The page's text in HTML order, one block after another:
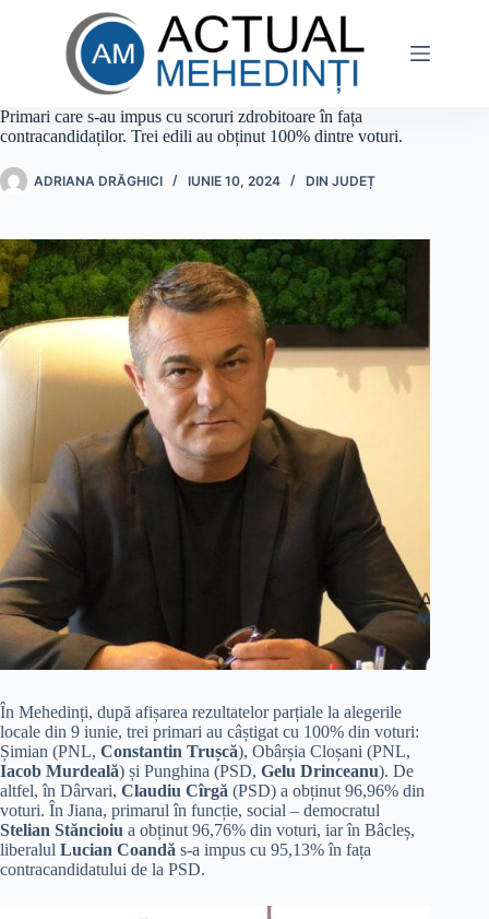
Primari care s-au impus cu scoruri zdrobitoare în fața
contracandidaților. Trei edili au obținut 100% dintre voturi.
ADRIANA DRĂGHICI IUNIE 10, 2024 DIN JUDEȚ
În Mehedinți, după afișarea rezultatelor parțiale la alegerile
locale din 9 iunie, trei primari au câștigat cu 100% din voturi:
Șimian (PNL, Constantin Trușcă), Obârșia Cloșani (PNL,
Iacob Murdeală) și Punghina (PSD, Gelu Drinceanu). De
altfel, în Dârvari, Claudiu Cîrgă (PSD) a obținut 96,96% din
voturi. În Jiana, primarul în funcție, social – democratul
Stelian Stăncioiu a obținut 96,76% din voturi, iar în Bâcleș,
liberalul Lucian Coandă s-a impus cu 95,13% în fața
contracandidatului de la PSD.